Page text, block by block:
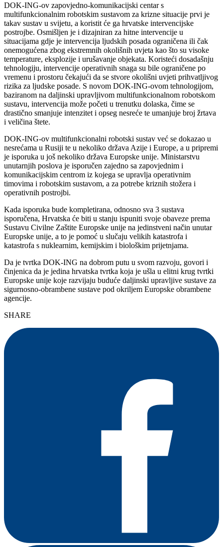
DOK-ING-ov zapovjedno-komunikacijski centar s
multifunkcionalnim robotskim sustavom za krizne situacije prvi je
takav sustav u svijetu, a koristit će ga hrvatske intervencijske
postrojbe. Osmišljen je i dizajniran za hitne intervencije u
situacijama gdje je intervencija ljudskih posada ograničena ili čak
onemogućena zbog ekstremnih okolišnih uvjeta kao što su visoke
temperature, eksplozije i urušavanje objekata. Koristeći dosadašnju
tehnologiju, intervencije operativnih snaga su bile ograničene po
vremenu i prostoru čekajući da se stvore okolišni uvjeti prihvatljivog
rizika za ljudske posade. S novom DOK-ING-ovom tehnologijom,
baziranom na daljinski upravljivom multifunkcionalnom robotskom
sustavu, intervencija može početi u trenutku dolaska, čime se
drastično smanjuje intenzitet i opseg nesreće te umanjuje broj žrtava
i veličina štete.
DOK-ING-ov multifunkcionalni robotski sustav već se dokazao u
nesrećama u Rusiji te u nekoliko država Azije i Europe, a u pripremi
je isporuka u još nekoliko država Europske unije. Ministarstvu
unutarnjih poslova je isporučen zajedno sa zapovjednim i
komunikacijskim centrom iz kojega se upravlja operativnim
timovima i robotskim sustavom, a za potrebe kriznih stožera i
operativnih postrojbi.
Kada isporuka bude kompletirana, odnosno sva 3 sustava
isporučena, Hrvatska će biti u stanju ispuniti svoje obaveze prema
Sustavu Civilne Zaštite Europske unije na jedinstveni način unutar
Europske unije, a to je pomoć u slučaju velikih katastrofa i
katastrofa s nuklearnim, kemijskim i biološkim prijetnjama.
Da je tvrtka DOK-ING na dobrom putu u svom razvoju, govori i
činjenica da je jedina hrvatska tvrtka koja je ušla u elitni krug tvrtki
Europske unije koje razvijaju buduće daljinski upravljive sustave za
sigurnosno-obrambene sustave pod okriljem Europske obrambene
agencije.
SHARE